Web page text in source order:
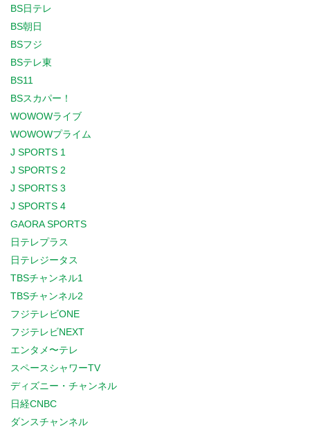
BS日テレ
BS朝日
BSフジ
BSテレ東
BS11
BSスカパー！
WOWOWライブ
WOWOWプライム
J SPORTS 1
J SPORTS 2
J SPORTS 3
J SPORTS 4
GAORA SPORTS
日テレプラス
日テレジータス
TBSチャンネル1
TBSチャンネル2
フジテレビONE
フジテレビNEXT
エンタメ〜テレ
スペースシャワーTV
ディズニー・チャンネル
日経CNBC
ダンスチャンネル